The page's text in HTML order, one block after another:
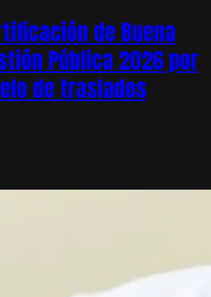
de Buena
Pública 2026 por
de traslados